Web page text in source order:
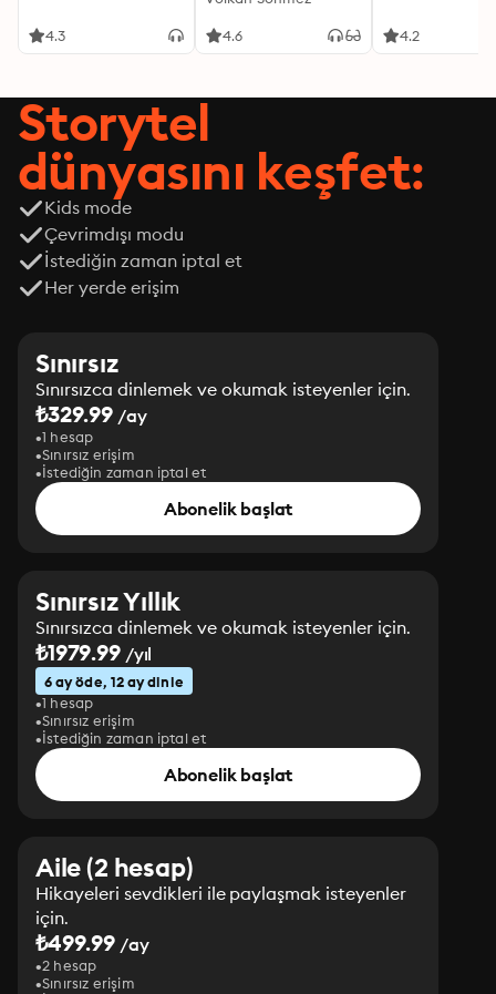
4.3 4.6 4.2
Storytel
dünyasını keşfet:
Kids mode
Çevrimdışı modu
İstediğin zaman iptal et
Her yerde erişim
Sınırsız
Sınırsızca dinlemek ve okumak isteyenler için.
₺329.99 /ay
1 hesap
Sınırsız erişim
İstediğin zaman iptal et
Abonelik başlat
Sınırsız Yıllık
Sınırsızca dinlemek ve okumak isteyenler için.
₺1979.99/yıl
6 ay öde, 12 ay dinle
1 hesap
Sınırsız erişim
İstediğin zaman iptal et
Abonelik başlat
Aile (2 hesap)
Hikayeleri sevdikleri ile paylaşmak isteyenler
için.
₺499.99 /ay
2 hesap
Sınırsız erişim